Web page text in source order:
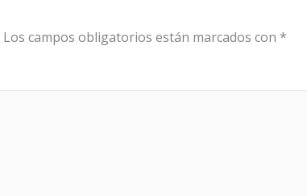
Los campos obligatorios están marcados con *